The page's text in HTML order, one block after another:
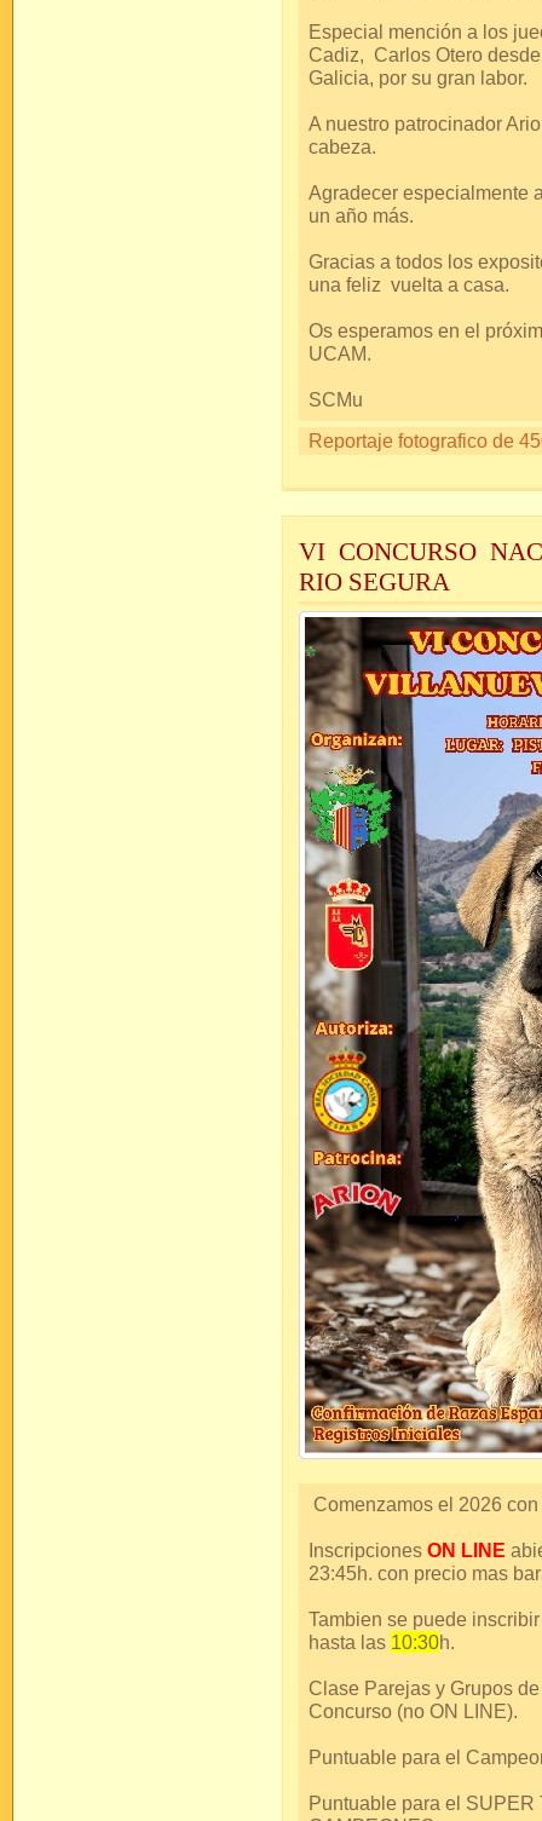
Especial mención a los
Cadiz, Carlos Otero
Galicia, por su gran labor.
A nuestro patrocinador
cabeza.
Agradecer especialmente
un año más.
Gracias a todos los
una feliz vuelta a casa.
Os esperamos en el
UCAM.
SCMu
Reportaje fotografico de
VI CONCURSO
RIO SEGURA
Comenzamos el 2026
Inscripciones ON LINE
23:45h. con precio mas
Tambien se puede
hasta las 10:30h.
Clase Parejas y Grupos
Concurso (no ON LINE).
Puntuable para el
Puntuable para el